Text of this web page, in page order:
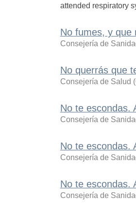
attended respiratory
No fumes, y que
Consejería de
No querrás que
Consejería de Salud (
No te escondas.
Consejería de
No te escondas.
Consejería de
No te escondas.
Consejería de